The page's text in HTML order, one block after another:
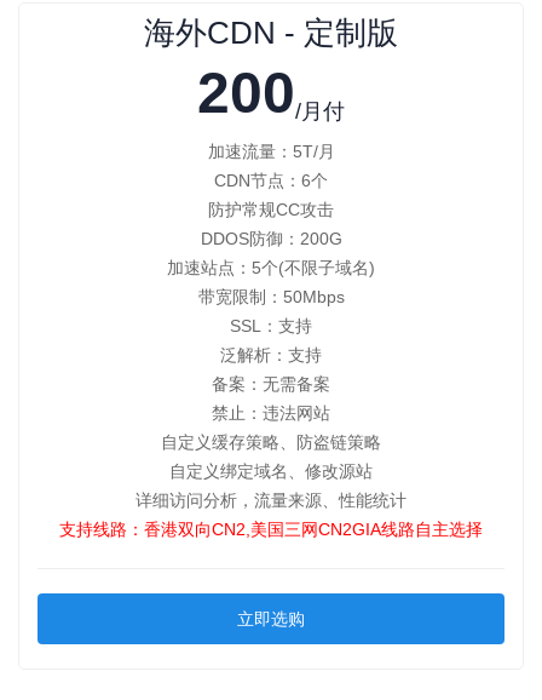
海外CDN - 定制版
200/月付
加速流量：5T/月
CDN节点：6个
防护常规CC攻击
DDOS防御：200G
加速站点：5个(不限子域名)
带宽限制：50Mbps
SSL：支持
泛解析：支持
备案：无需备案
禁止：违法网站
自定义缓存策略、防盗链策略
自定义绑定域名、修改源站
详细访问分析，流量来源、性能统计
支持线路：香港双向CN2,美国三网CN2GIA线路自主选择
立即选购